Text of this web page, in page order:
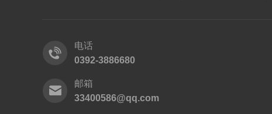
电话
0392-3886680
邮箱
33400586@qq.com